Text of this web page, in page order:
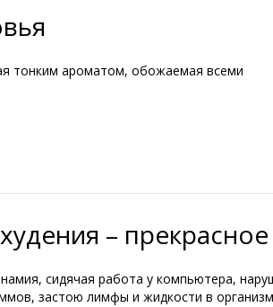
тонким ароматом, обожаемая всеми
– прекрасное
сидячая работа у компьютера,
застою лимфы и жидкости в